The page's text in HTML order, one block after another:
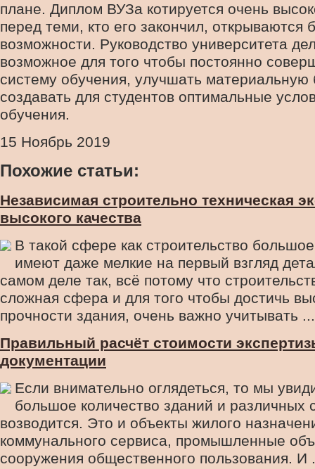
плане. Диплом ВУЗа котируется очень
перед теми, кто его закончил, открываются
возможности. Руководство университета
возможное для того чтобы постоянно
систему обучения, улучшать материальную
создавать для студентов оптимальные
обучения.
15 Ноябрь 2019
Похожие статьи:
Независимая строительно техническая
высокого качества
В такой сфере как строительство
имеют даже мелкие на первый взгляд
самом деле так, всё потому что
сложная сфера и для того чтобы достичь
прочности здания, очень важно учитывать ...
Правильный расчёт стоимости
документации
Если внимательно оглядеться, то мы
большое количество зданий и различных
возводится. Это и объекты жилого
коммунального сервиса, промышленные
сооружения общественного пользования. И